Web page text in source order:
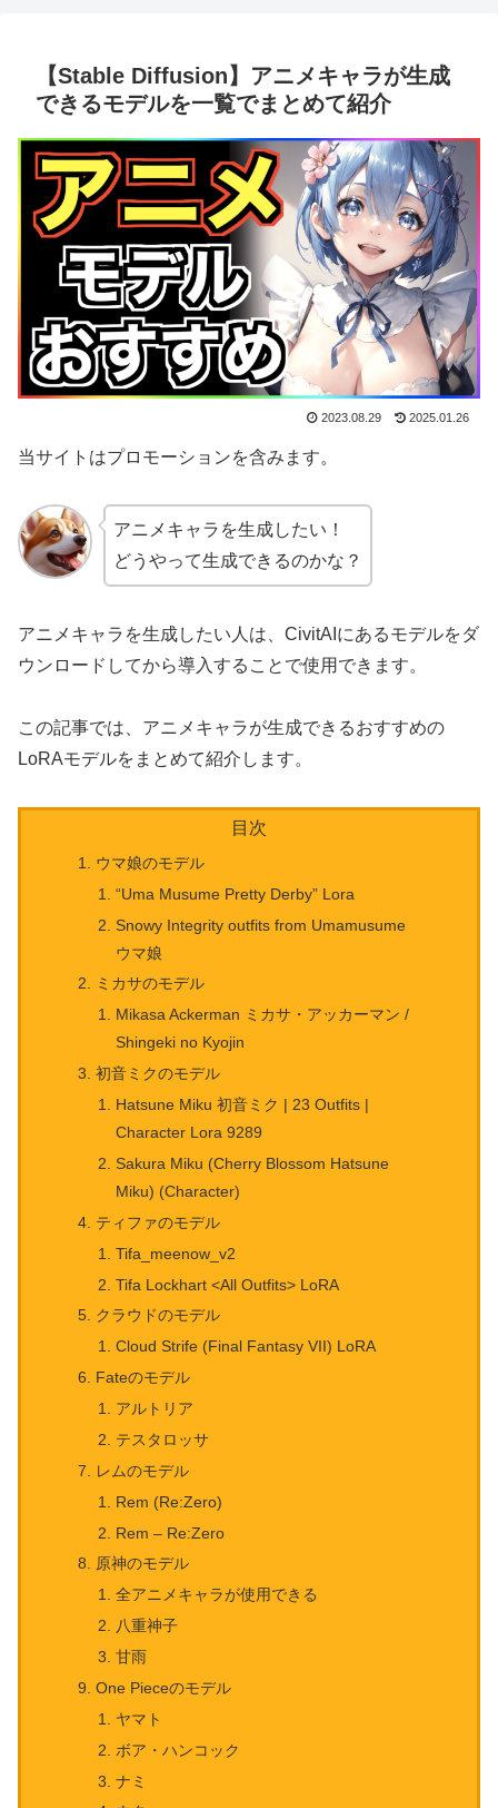
【Stable Diffusion】アニメキャラが生成
できるモデルを一覧でまとめて紹介
2023.08.29 2025.01.26
当サイトはプロモーションを含みます。
アニメキャラを生成したい！
どうやって生成できるのかな？
アニメキャラを生成したい人は、CivitAIにあるモデルをダ
ウンロードしてから導入することで使用できます。
この記事では、アニメキャラが生成できるおすすめの
LoRAモデルをまとめて紹介します。
目次
ウマ娘のモデル
“Uma Musume Pretty Derby” Lora
Snowy Integrity outfits from Umamusume
ウマ娘
ミカサのモデル
Mikasa Ackerman ミカサ・アッカーマン /
Shingeki no Kyojin
初音ミクのモデル
Hatsune Miku 初音ミク | 23 Outfits |
Character Lora 9289
Sakura Miku (Cherry Blossom Hatsune
Miku) (Character)
ティファのモデル
Tifa_meenow_v2
Tifa Lockhart <All Outfits> LoRA
クラウドのモデル
Cloud Strife (Final Fantasy VII) LoRA
Fateのモデル
アルトリア
テスタロッサ
レムのモデル
Rem (Re:Zero)
Rem – Re:Zero
原神のモデル
全アニメキャラが使用できる
八重神子
甘雨
One Pieceのモデル
ヤマト
ボア・ハンコック
ナミ